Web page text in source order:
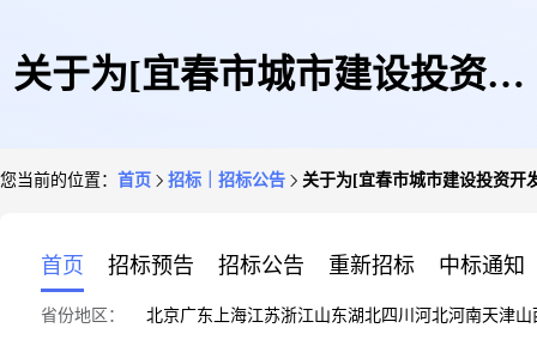
关于为[宜春市城市建设投资开
您当前的位置： 首页 招标｜招标公告 关于为[宜春市城市建设投资开
首页 招标预告 招标公告 重新招标 中标通知
省份地区： 北京广东 上海江苏浙江山东湖北四川 河北河南天津山